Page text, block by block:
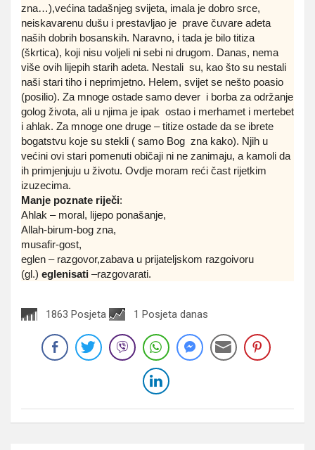
zna…),većina tadašnjeg svijeta, imala je dobro srce,
neiskavarenu dušu i prestavljao je prave čuvare adeta
naših dobrih bosanskih. Naravno, i tada je bilo titiza
(škrtica), koji nisu voljeli ni sebi ni drugom. Danas, nema
više ovih lijepih starih adeta. Nestali su, kao što su nestali
naši stari tiho i neprimjetno. Helem, svijet se nešto poasio
(posilio). Za mnoge ostade samo dever i borba za održanje
golog života, ali u njima je ipak ostao i merhamet i mertebet
i ahlak. Za mnoge one druge – titize ostade da se ibrete
bogatstvu koje su stekli ( samo Bog zna kako). Njih u
većini ovi stari pomenuti običaji ni ne zanimaju, a kamoli da
ih primjenjuju u životu. Ovdje moram reći čast rijetkim
izuzecima.
Manje poznate riječi:
Ahlak – moral, lijepo ponašanje,
Allah-birum-bog zna,
musafir-gost,
eglen – razgovor,zabava u prijateljskom razgoivoru
(gl.) eglenisati –razgovarati.
1863 Posjeta 1 Posjeta danas